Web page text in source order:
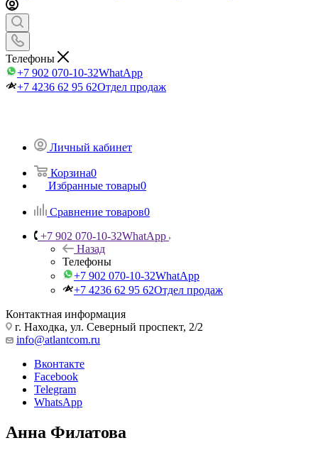
Телефоны
+7 902 070-10-32WhatApp
+7 4236 62 95 62Отдел продаж
Личный кабинет
Корзина0
Избранные товары0
Сравнение товаров0
+7 902 070-10-32WhatApp
Назад
Телефоны
+7 902 070-10-32WhatApp
+7 4236 62 95 62Отдел продаж
Контактная информация
г. Находка, ул. Северный проспект, 2/2
info@atlantcom.ru
Вконтакте
Facebook
Telegram
WhatsApp
Анна Филатова